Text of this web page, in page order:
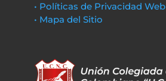
• Políticas de Privacidad Web
• Mapa del Sitio